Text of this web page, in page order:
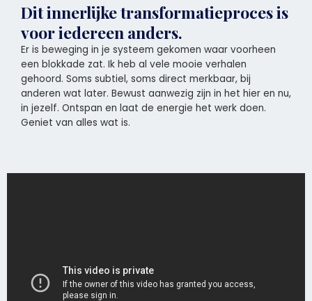
Dit innerlijke transformatieproces is
voor iedereen anders.
Er is beweging in je systeem gekomen waar voorheen
een blokkade zat. Ik heb al vele mooie verhalen
gehoord. Soms subtiel, soms direct merkbaar, bij
anderen wat later. Bewust aanwezig zijn in het hier en nu,
in jezelf. Ontspan en laat de energie het werk doen.
Geniet van alles wat is.